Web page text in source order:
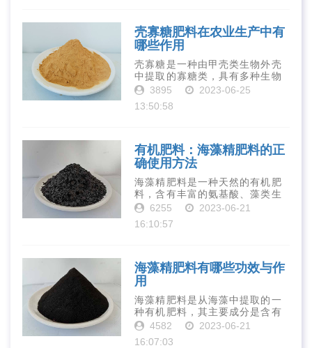
壳寡糖肥料在农业生产中有
哪些作用
壳寡糖是一种由甲壳类生物外壳
中提取的寡糖类，具有多种生物
活性和营养价值。在农业生产
是作为一种新型的有机肥料，壳
3895
2023-06-25
13:50:58
有机肥料：海藻精肥料的正
确使用方法
海藻精肥料是一种天然的有机肥
料，含有丰富的氨基酸、藻类生
长素、维生素、微量元素、蛋白
力、促进植物生长、增强植物抗
6255
2023-06-21
16:10:57
海藻精肥料有哪些功效与作
用
海藻精肥料是从海藻中提取的一
种有机肥料，其主要成分是含有
丰富的微量元素、植物生长素、
4582
2023-06-21
16:07:03